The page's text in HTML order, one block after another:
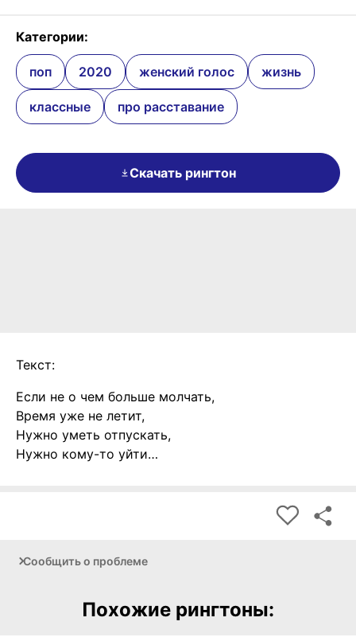
Категории:
поп 2020 женский голос жизнь
классные про расставание
Скачать рингтон
Текст:
Если не о чем больше молчать,
Время уже не летит,
Нужно уметь отпускать,
Нужно кому-то уйти…
Сообщить о проблеме
Похожие рингтоны: